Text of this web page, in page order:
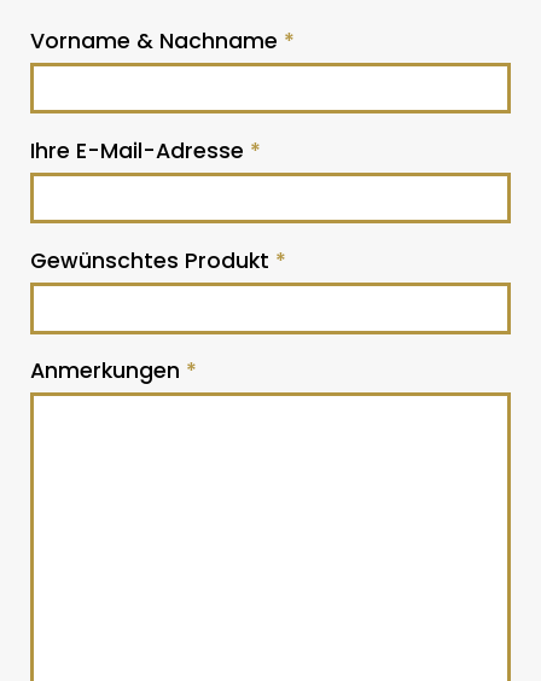
Vorname & Nachname *
Ihre E-Mail-Adresse *
Gewünschtes Produkt *
Anmerkungen *